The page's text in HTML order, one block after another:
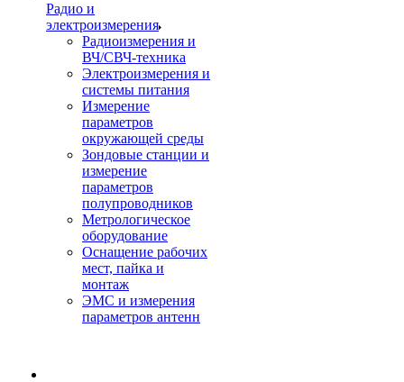
Радио и
электроизмерения
Радиоизмерения и
ВЧ/СВЧ-техника
Электроизмерения и
системы питания
Измерение
параметров
окружающей среды
Зондовые станции и
измерение
параметров
полупроводников
Метрологическое
оборудование
Оснащение рабочих
мест, пайка и
монтаж
ЭМС и измерения
параметров антенн